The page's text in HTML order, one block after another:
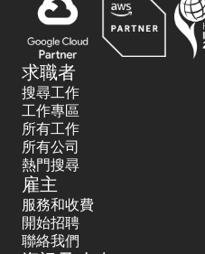
求職者
搜尋工作
工作專區
所有工作
所有公司
熱門搜尋
雇主
服務和收費
開始招聘
聯絡我們